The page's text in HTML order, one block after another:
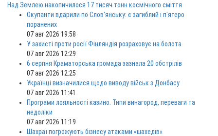
Над Землею накопичилося 17 тисяч тонн космічного сміття
Окупанти вдарили по Слов'янську: є загиблий і п'ятеро
поранених
07 авг 2026 19:58
У захисті проти росії Фінляндія розраховує на болота
07 авг 2026 12:29
6 серпня Краматорська громада зазнала 20 обстрілів
07 авг 2026 12:25
Українці визначилися щодо виводу військ з Донбасу
07 авг 2026 11:41
Програми лояльності казино. Типи винагород, переваги та
недоліки
07 авг 2026 11:19
Шахраї погрожують бізнесу атаками «шахедів»